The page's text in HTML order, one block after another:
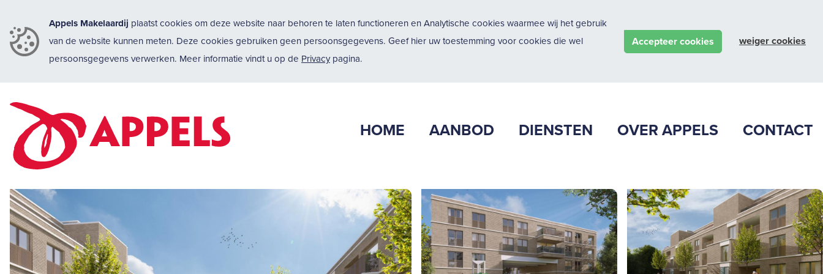
Appels Makelaardij plaatst cookies om deze website naar behoren te laten functioneren en Analytische cookies waarmee wij het gebruik
van de website kunnen meten. Deze cookies gebruiken geen persoonsgegevens. Geef hier uw toestemming voor cookies die wel
persoonsgegevens verwerken. Meer informatie vindt u op de Privacypagina.
Accepteer cookies weiger cookies
HOME AANBOD DIENSTEN OVER APPELS CONTACT